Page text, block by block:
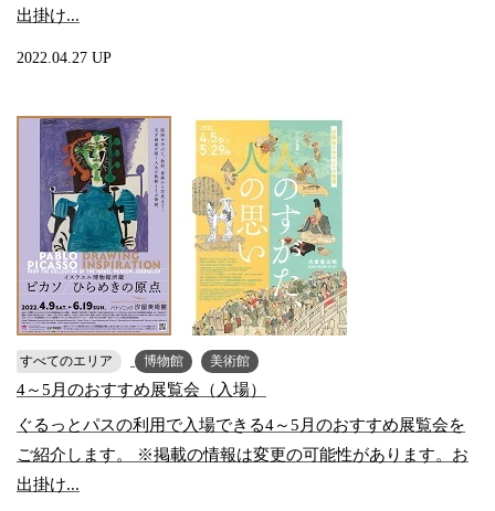
出掛け...
2022.04.27 UP
すべてのエリア 博物館 美術館
4～5月のおすすめ展覧会（入場）
ぐるっとパスの利用で入場できる4～5月のおすすめ展覧会を
ご紹介します。 ※掲載の情報は変更の可能性があります。お
出掛け...